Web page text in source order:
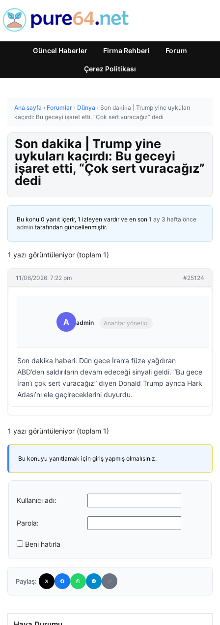
Güncel Haberler Firma Rehberi Forum
Çerez Politikası
Ana sayfa › Forumlar › Dünya › Son dakika | Trump yine uykuları
kaçırdı: Bu geceyi işaret etti, “Çok sert vuracağız” dedi
Son dakika | Trump yine
uykuları kaçırdı: Bu geceyi
işaret etti, “Çok sert vuracağız”
dedi
Bu konu 0 yanıt içerir, 1 izleyen vardır ve en son 1 ay 3 hafta önce
admin tarafından güncellenmiştir.
1 yazı görüntüleniyor (toplam 1)
11/06/2026: 7:22 pm #25124
A admin Anahtar yönetici
Son dakika haberi: Dün gece İran’a füze yağdıran
ABD’den saldırıların devam edeceği sinyali geldi. “Bu gece
İran’ı çok sert vuracağız” diyen Donald Trump ayrıca Hark
Adası’nı ele geçireceklerini duyurdu.
1 yazı görüntüleniyor (toplam 1)
Bu konuyu yanıtlamak için giriş yapmış olmalısınız.
Kullanıcı adı:
Parola:
Beni hatırla
Paylaş: